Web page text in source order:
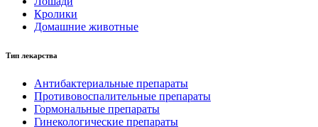
Кролики
Домашние животные
Тип лекарства
Антибактериальные препараты
Противовоспалительные препараты
Гормональные препараты
Гинекологические препараты